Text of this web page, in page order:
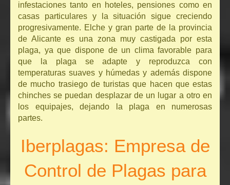
infestaciones tanto en hoteles, pensiones como en
casas particulares y la situación sigue creciendo
progresivamente. Elche y gran parte de la provincia
de Alicante es una zona muy castigada por esta
plaga, ya que dispone de un clima favorable para
que la plaga se adapte y reproduzca con
temperaturas suaves y húmedas y además dispone
de mucho trasiego de turistas que hacen que estas
chinches se puedan desplazar de un lugar a otro en
los equipajes, dejando la plaga en numerosas
partes.
Iberplagas: Empresa de
Control de Plagas para